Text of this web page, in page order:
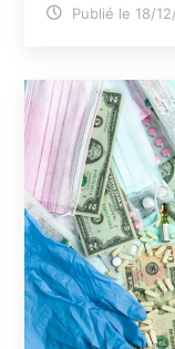
Publié le 18/